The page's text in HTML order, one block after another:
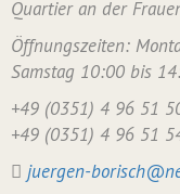
Quartier an der
Öffnungszeiten:
Samstag 10:00 bis
+49 (0351) 4 96 51
+49 (0351) 4 96 51
juergen-